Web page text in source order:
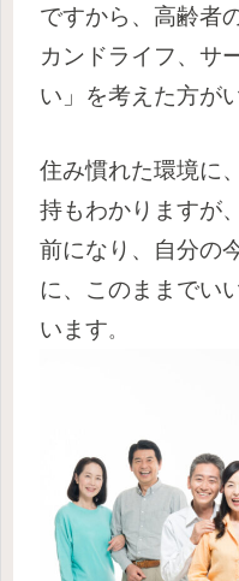
ですから、高齢者
カンドライフ、サ
い」を考えた方が
住み慣れた環境に
持もわかりますが
前になり、自分の
に、このままでい
います。